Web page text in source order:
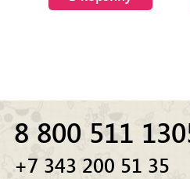
8 800 511
+7 343 200 51 35